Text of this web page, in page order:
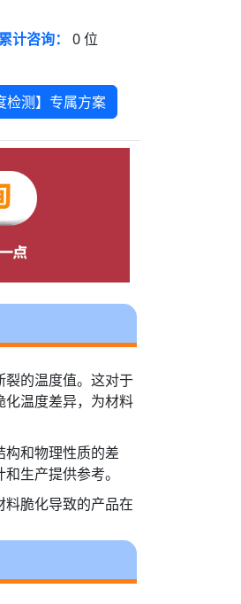
累计咨询： 0位
检测】专属方案
裂的温度值。这对于
化温度差异，为材料
和物理性质的差
生产提供参考。
脆化导致的产品在